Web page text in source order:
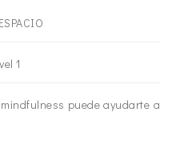
1
puede ayudarte a